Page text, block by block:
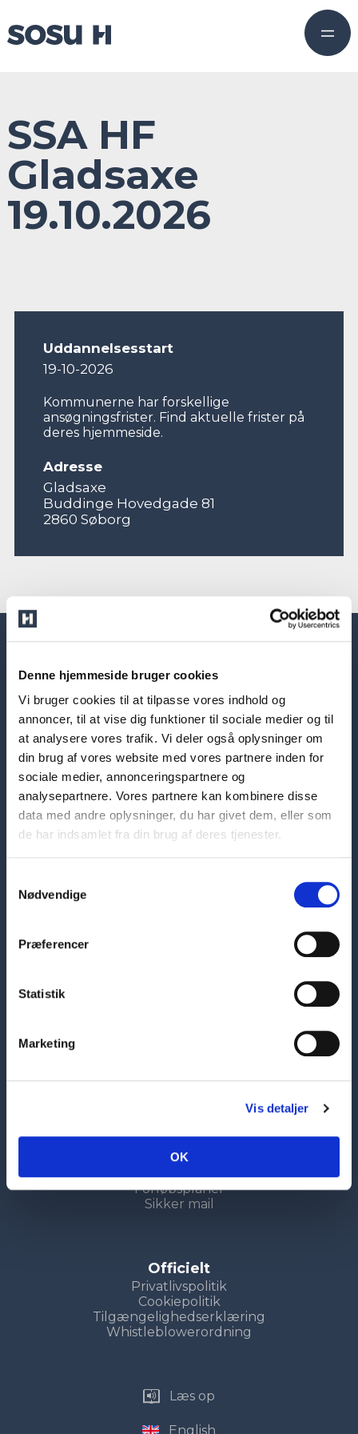
Denne hjemmeside bruger cookies
Vi bruger cookies til at tilpasse vores indhold og
annoncer, til at vise dig funktioner til sociale medier og til
at analysere vores trafik. Vi deler også oplysninger om
din brug af vores website med vores partnere inden for
sociale medier, annonceringspartnere og
analysepartnere. Vores partnere kan kombinere disse
data med andre oplysninger, du har givet dem, eller som
de har indsamlet fra din brug af deres tjenester.
Nødvendige
Præferencer
Statistik
Marketing
Vis detaljer
OK
SSA HF
Gladsaxe
19.10.2026
Uddannelsesstart
19-10-2026
Kommunerne har forskellige
ansøgningsfrister. Find aktuelle frister på
deres hjemmeside.
Adresse
Gladsaxe
Buddinge Hovedgade 81
2860 Søborg
Uddannelsesvejledning
LUP
Forløbsplaner
Sikker mail
Officielt
Privatlivspolitik
Cookiepolitik
Tilgængelighedserklæring
Whistleblowerordning
Læs op
English